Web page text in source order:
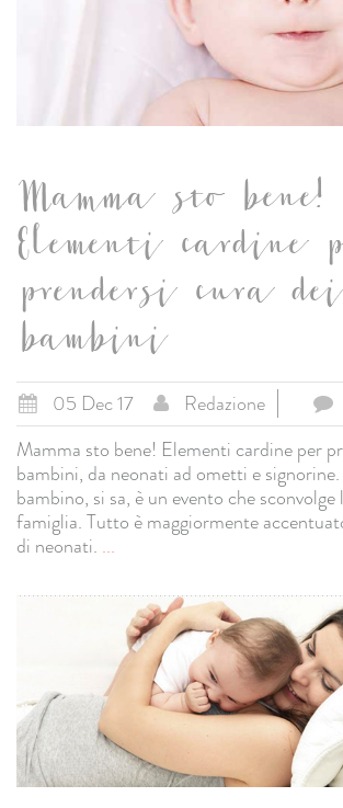
Mamma sto bene!
Elementi cardine
prendersi cura dei
bambini
05 Dec 17 Redazione
Mamma sto bene! Elementi cardine per
bambini, da neonati ad ometti e
bambino, si sa, è un evento che sconvolge
famiglia. Tutto è maggiormente
di neonati. ...